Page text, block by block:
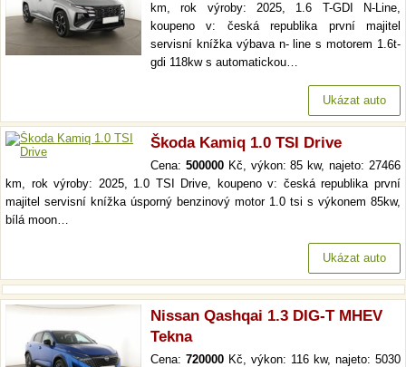
km, rok výroby: 2025, 1.6 T-GDI N-Line,
koupeno v: česká republika první majitel
servisní knížka výbava n- line s motorem 1.6t-
gdi 118kw s automatickou…
Ukázat auto
Škoda Kamiq 1.0 TSI Drive
Cena: 500000Kč, výkon: 85 kw, najeto: 27466
km, rok výroby: 2025, 1.0 TSI Drive, koupeno v: česká republika první
majitel servisní knížka úsporný benzinový motor 1.0 tsi s výkonem 85kw,
bílá moon…
Ukázat auto
Nissan Qashqai 1.3 DIG-T MHEV
Tekna
Cena: 720000 Kč, výkon: 116 kw, najeto: 5030